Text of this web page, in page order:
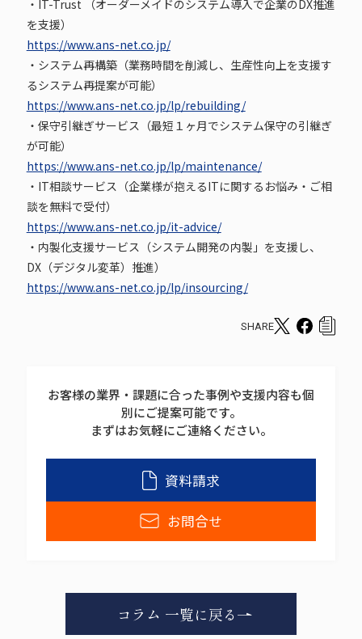
・IT-Trust （オーダーメイドのシステム導入で企業のDX推進
を支援）
https://www.ans-net.co.jp/
・システム再構築（業務時間を削減し、生産性向上を支援す
るシステム再提案が可能）
https://www.ans-net.co.jp/lp/rebuilding/
・保守引継ぎサービス（最短１ヶ月でシステム保守の引継ぎ
が可能）
https://www.ans-net.co.jp/lp/maintenance/
・IT相談サービス（企業様が抱えるITに関するお悩み・ご相
談を無料で受付）
https://www.ans-net.co.jp/it-advice/
・内製化支援サービス（システム開発の内製」を支援し、
DX（デジタル変革）推進）
https://www.ans-net.co.jp/lp/insourcing/
SHARE
T
t
a
F
e
h
お客様の業界・課題に合った事例や支援内容も個
別にご提案可能です。
まずはお気軽にご連絡ください。
資料請求
お問合せ
コラム 一覧に戻る